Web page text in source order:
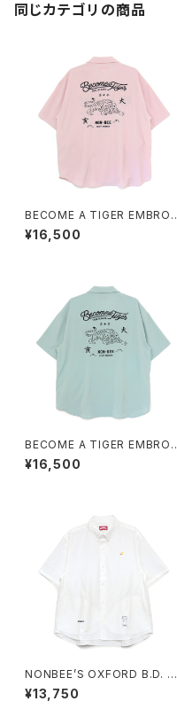
同じカテゴリの商品
BECOME A TIGER EMBROI
DERED HALFSLEEVE SHIRT
S light-pink
¥16,500
BECOME A TIGER EMBROI
DERED HALFSLEEVE SHIRT
S light-blue
¥16,500
NONBEE’S OXFORD B.D. H
ALF SLEEVE SHIRTS “cockt
ail” white
¥13,750